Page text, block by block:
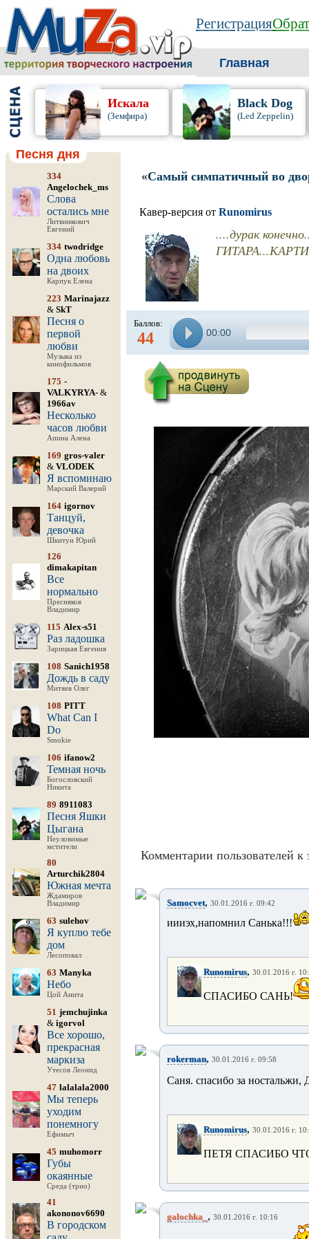
Регистрация
Главная
Искала
(Земфира)
Black Dog
(Led Zeppelin)
Песня дня
334
Angelochek_ms
Слова
остались мне
Литвинкович
Евгений
334 twodridge
Одна любовь
на двоих
Карпук Елена
223 Marinajazz
& SkT
Песня о
первой
любви
Музыка из
кинофильмов
175 -
VALKYRYA- &
1966av
Несколько
часов любви
Апина Алена
169 gros-valer
& VLODEK
Я вспоминаю
Марский Валерий
164 igornov
Танцуй,
девочка
Шкитун Юрий
126
dimakapitan
Все
нормально
Пресняков
Владимир
115 Alex-s51
Раз ладошка
Зарицкая Евгения
108 Sanich1958
Дождь в саду
Митяев Олег
108 PITT
What Can I
Do
Smokie
106 ifanow2
Темная ночь
Богословский
Никита
89 8911083
Песня Яшки
Цыгана
Неуловимые
мстители
80
Arturchik2804
Южная мечта
Ждамиров
Владимир
63 sulehov
Я куплю тебе
дом
Лесоповал
63 Manyka
Небо
Цой Анита
51 jemchujinka
& igorvol
Все хорошо,
прекрасная
маркиза
Утесов Леонид
47 lalalala2000
Мы теперь
уходим
понемногу
Ефимыч
45 muhomorr
Губы
окаянные
Среда (трио)
41
akononov6690
В городском
«Самый симпатичный во
Кавер-версия от Runomirus
....дурак
Баллов:
44 00:00
Комментарии пользователей к
Samocvet, 30.01.2016 г. 09:42
иииэх,напомнил Санька!!!
Runomirus, 30.01.2016 г.
СПАСИБО САНЬ!
rokerman, 30.01.2016 г. 09:58
Саня. спасибо за ностальжи,
Runomirus, 30.01.2016 г.
ПЕТЯ СПАСИБО
galochka_ , 30.01.2016 г. 10:16